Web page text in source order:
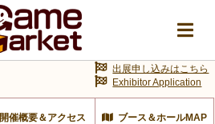
開催概要＆アクセス ブース＆ホールMAP
出展申し込みはこちら
Exhibitor Application